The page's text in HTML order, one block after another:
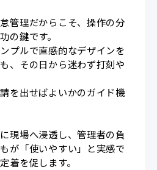
管理だからこそ、操作の分
の鍵です。
プルで直感的なデザインを
、その日から迷わず打刻や
を出せばよいかのガイド機
現場へ浸透し、管理者の負
が「使いやすい」と実感で
着を促します。